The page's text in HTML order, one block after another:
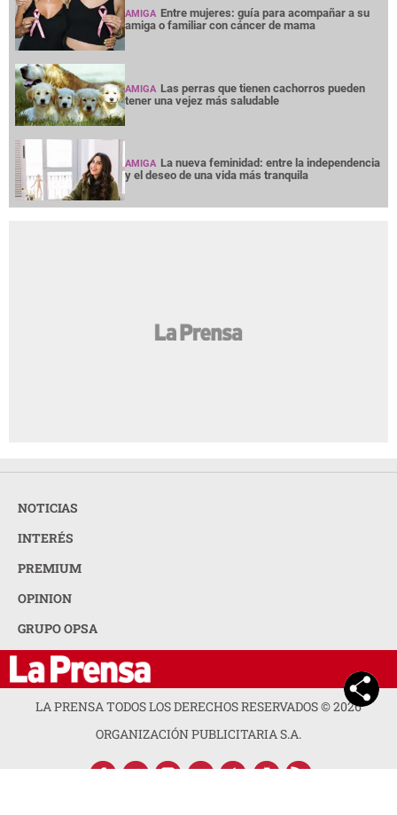
AMIGA Entre mujeres: guía para acompañar a su
amiga o familiar con cáncer de mama
AMIGA Las perras que tienen cachorros pueden
tener una vejez más saludable
AMIGA La nueva feminidad: entre la independencia
y el deseo de una vida más tranquila
NOTICIAS
INTERÉS
PREMIUM
OPINION
GRUPO OPSA
LA PRENSA TODOS LOS DERECHOS RESERVADOS ©2026
ORGANIZACIÓN PUBLICITARIA S.A.